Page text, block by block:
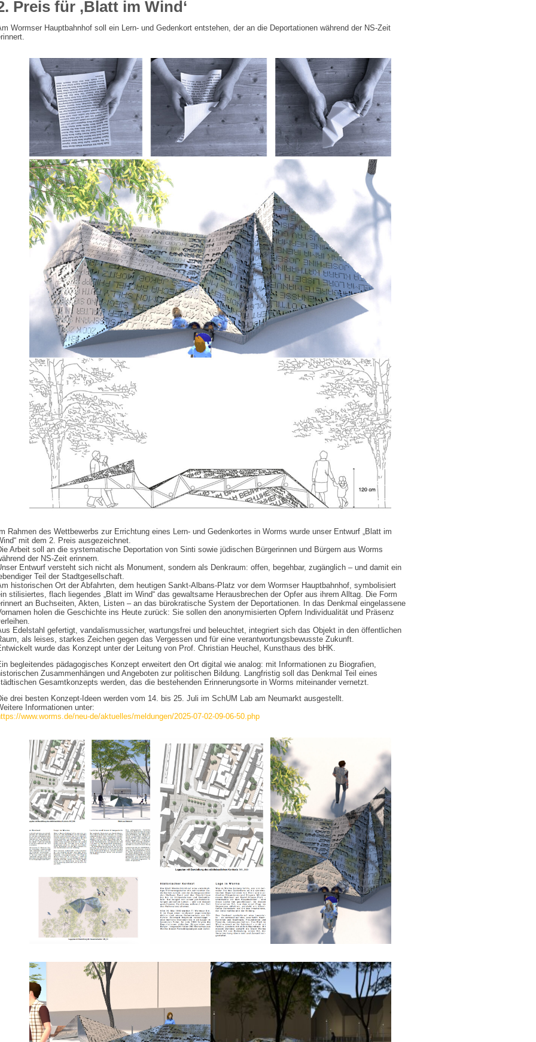
Preis für ‚Blatt im Wind‘
Wormser Hauptbahnhof soll ein Lern- und Gedenkort entstehen, der an die Deportationen während der NS-Zeit
Im Rahmen des Wettbewerbs zur Errichtung eines Lern- und Gedenkortes in Worms wurde unser Entwurf „Blatt im
mit dem 2. Preis ausgezeichnet.
Arbeit soll an die systematische Deportation von Sinti sowie jüdischen Bürgerinnen und Bürgern aus Worms
der NS-Zeit erinnern.
Entwurf versteht sich nicht als Monument, sondern als Denkraum: offen, begehbar, zugänglich – und damit ein
Teil der Stadtgesellschaft.
historischen Ort der Abfahrten, dem heutigen Sankt-Albans-Platz vor dem Wormser Hauptbahnhof, symbolisiert
stilisiertes, flach liegendes „Blatt im Wind“ das gewaltsame Herausbrechen der Opfer aus ihrem Alltag. Die Form
an Buchseiten, Akten, Listen – an das bürokratische System der Deportationen. In das Denkmal eingelassene
holen die Geschichte ins Heute zurück: Sie sollen den anonymisierten Opfern Individualität und Präsenz
Edelstahl gefertigt, vandalismussicher, wartungsfrei und beleuchtet, integriert sich das Objekt in den öffentlichen
als leises, starkes Zeichen gegen das Vergessen und für eine verantwortungsbewusste Zukunft.
wurde das Konzept unter der Leitung von Prof. Christian Heuchel, Kunsthaus des bHK.
begleitendes pädagogisches Konzept erweitert den Ort digital wie analog: mit Informationen zu Biografien,
Zusammenhängen und Angeboten zur politischen Bildung. Langfristig soll das Denkmal Teil eines
Gesamtkonzepts werden, das die bestehenden Erinnerungsorte in Worms miteinander vernetzt.
drei besten Konzept-Ideen werden vom 14. bis 25. Juli im SchUM Lab am Neumarkt ausgestellt.
Informationen unter:
www.worms.de/neu-de/aktuelles/meldungen/2025-07-02-09-06-50.php